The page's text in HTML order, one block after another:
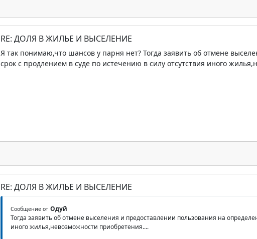
RE: ДОЛЯ В ЖИЛЬЕ И ВЫСЕЛЕНИЕ
Я так понимаю,что шансов у парня нет? Тогда заявить об отмене
срок с продлением в суде по истечению в силу отсутствия иного
RE: ДОЛЯ В ЖИЛЬЕ И ВЫСЕЛЕНИЕ
Сообщение от Одуй
Тогда заявить об отмене выселения и предоставлении пользования на
иного жилья,невозможности приобретения....